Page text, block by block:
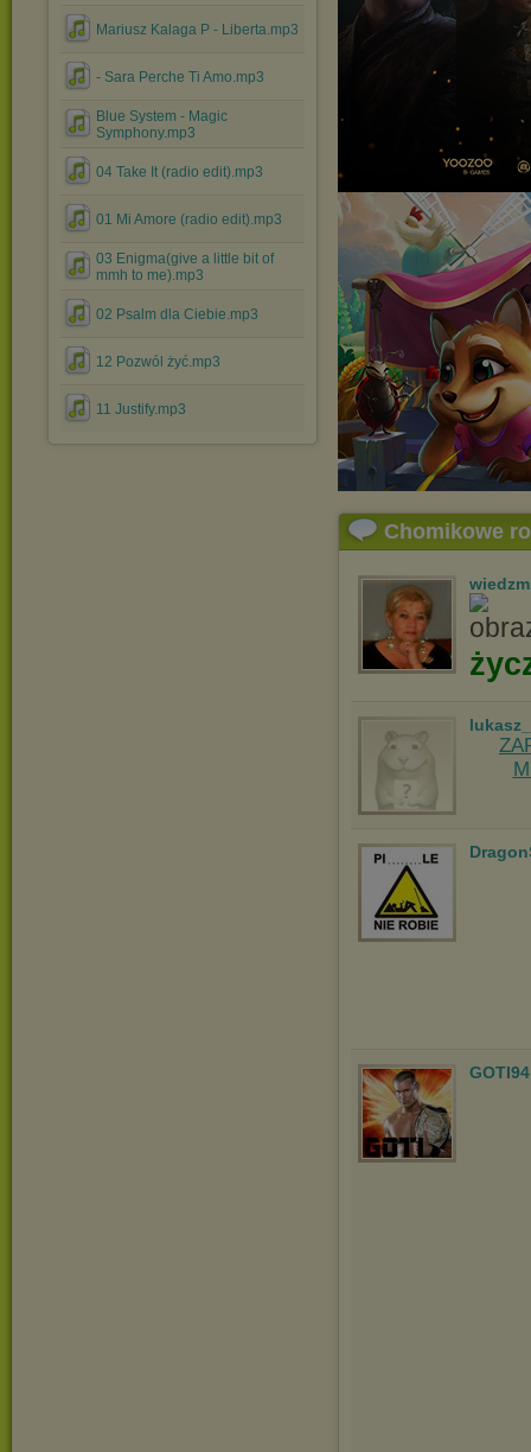
Mariusz Kalaga P - Liberta.mp3
- Sara Perche Ti Amo.mp3
Blue System - Magic
Symphony.mp3
04 Take It (radio edit).mp3
01 Mi Amore (radio edit).mp3
03 Enigma(give a little bit of
mmh to me).mp3
02 Psalm dla Ciebie.mp3
12 Pozwól żyć.mp3
11 Justify.mp3
Chomikowe
GOTI94